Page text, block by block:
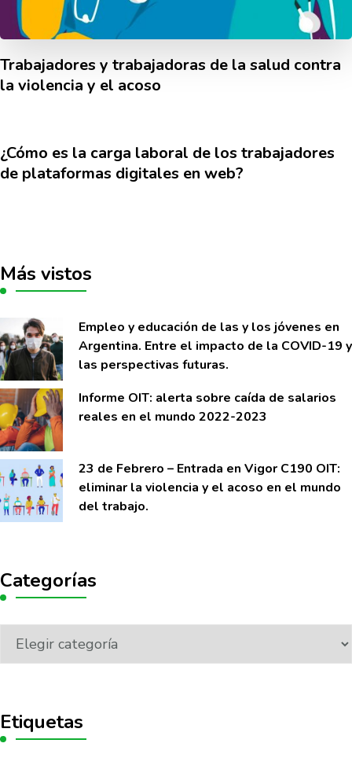
Trabajadores y trabajadoras de la salud contra
la violencia y el acoso
¿Cómo es la carga laboral de los trabajadores
de plataformas digitales en web?
Más vistos
Empleo y educación de las y los jóvenes en
Argentina. Entre el impacto de la COVID-19 y
las perspectivas futuras.
Informe OIT: alerta sobre caí­da de salarios
reales en el mundo 2022-2023
23 de Febrero – Entrada en Vigor C190 OIT:
eliminar la violencia y el acoso en el mundo
del trabajo.
Categorías
Etiquetas